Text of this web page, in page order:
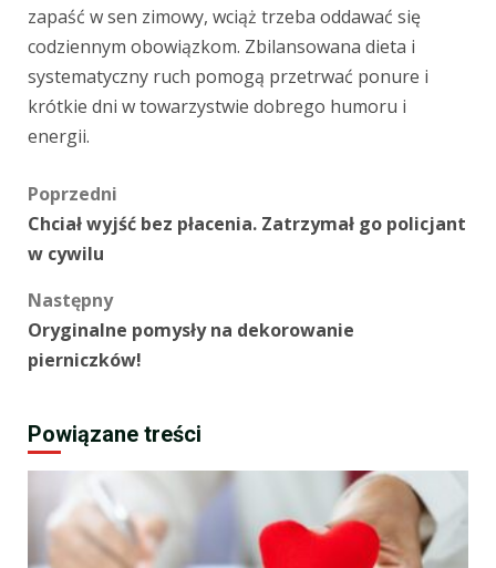
zapaść w sen zimowy, wciąż trzeba oddawać się
codziennym obowiązkom. Zbilansowana dieta i
systematyczny ruch pomogą przetrwać ponure i
krótkie dni w towarzystwie dobrego humoru i
energii.
Zobacz
wpisy
Poprzedni
Chciał wyjść bez płacenia. Zatrzymał go policjant
w cywilu
Następny
Oryginalne pomysły na dekorowanie
pierniczków!
Powiązane treści